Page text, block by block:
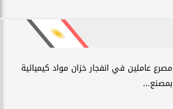
مصرع عاملين في انفجار خزان مواد كيميائية
بمصنع...